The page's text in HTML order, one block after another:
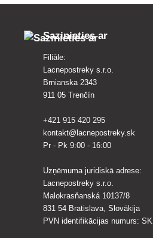
Sazinieties ar
Filiāle:
Lacnepostreky s.r.o.
Brnianska 2343
911 05 Trenčín
+421 915 420 295
kontakt@lacnepostreky.sk
Pr - Pk 9:00 - 16:00
Uzņēmuma juridiskā adrese:
Lacnepostreky s.r.o.
Malokrasňanská 10137/8
831 54 Bratislava, Slovākija
PVN identifikācijas numurs: